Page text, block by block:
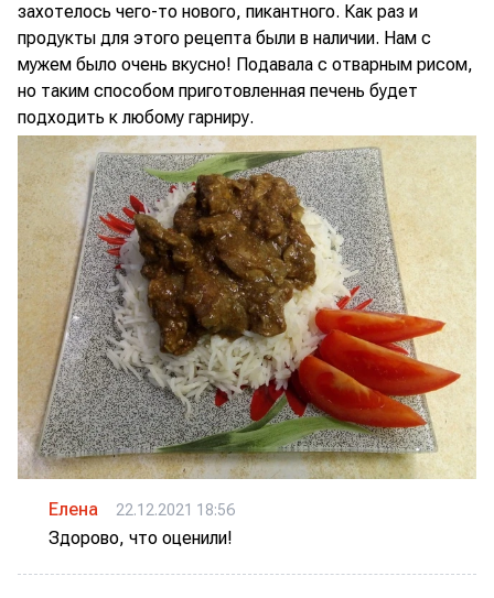
захотелось чего-то нового, пикантного. Как раз и
продукты для этого рецепта были в наличии. Нам с
мужем было очень вкусно! Подавала с отварным рисом,
но таким способом приготовленная печень будет
подходить к любому гарниру.
Елена 22.12.2021 18:56
Здорово, что оценили!